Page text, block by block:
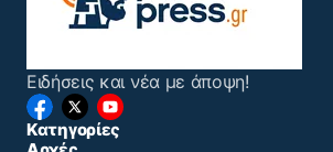
Ειδήσεις και νέα με άποψη!
Κατηγορίες